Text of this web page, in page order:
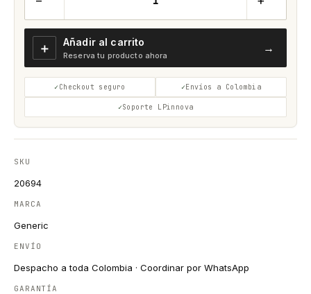
＋ Añadir al carrito
Reserva tu producto ahora
→
Checkout seguro Envíos a Colombia
Soporte LPinnova
SKU
20694
MARCA
Generic
ENVÍO
Despacho a toda Colombia · Coordinar por WhatsApp
GARANTÍA